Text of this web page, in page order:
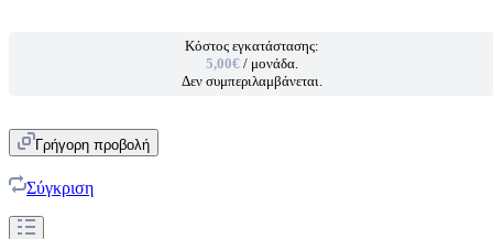
Κόστος εγκατάστασης:
5,00€ / μονάδα.
Δεν συμπεριλαμβάνεται.
Γρήγορη προβολή
Σύγκριση